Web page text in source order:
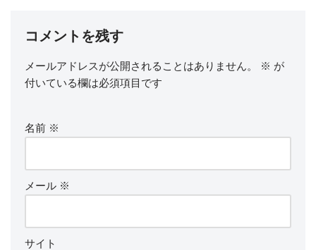
コメントを残す
メールアドレスが公開されることはありません。 ※ が
付いている欄は必須項目です
名前 ※
メール ※
サイト